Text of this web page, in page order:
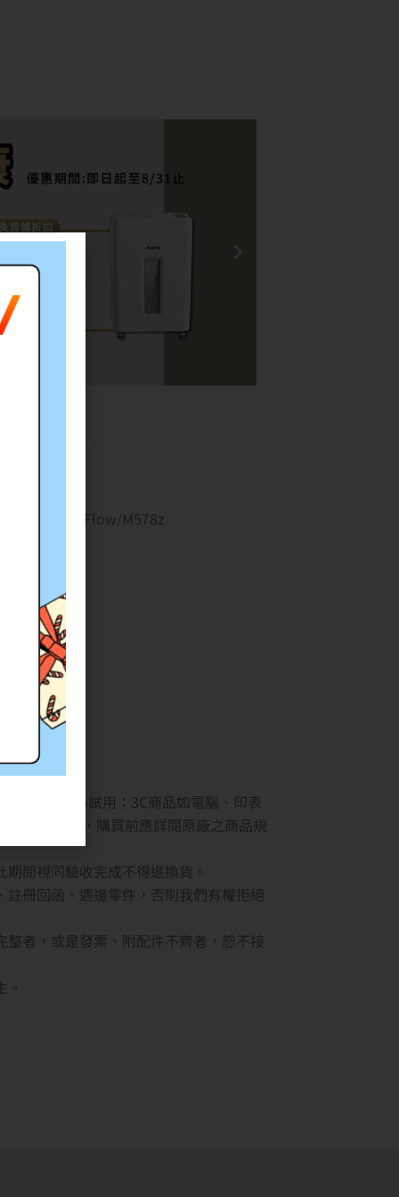
M578f/Flow/M578z
率計算
廠展示中心試用；3C商品如電腦、印表
恕不退換，購買前應詳閱原廠之商品規
間視同驗收完成不得退換貨。
冊回函、週邊零件，否則我們有權拒絕
者，或是發票、附配件不齊者，恕不接